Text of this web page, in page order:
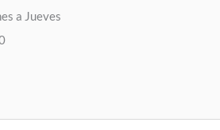
a Jueves